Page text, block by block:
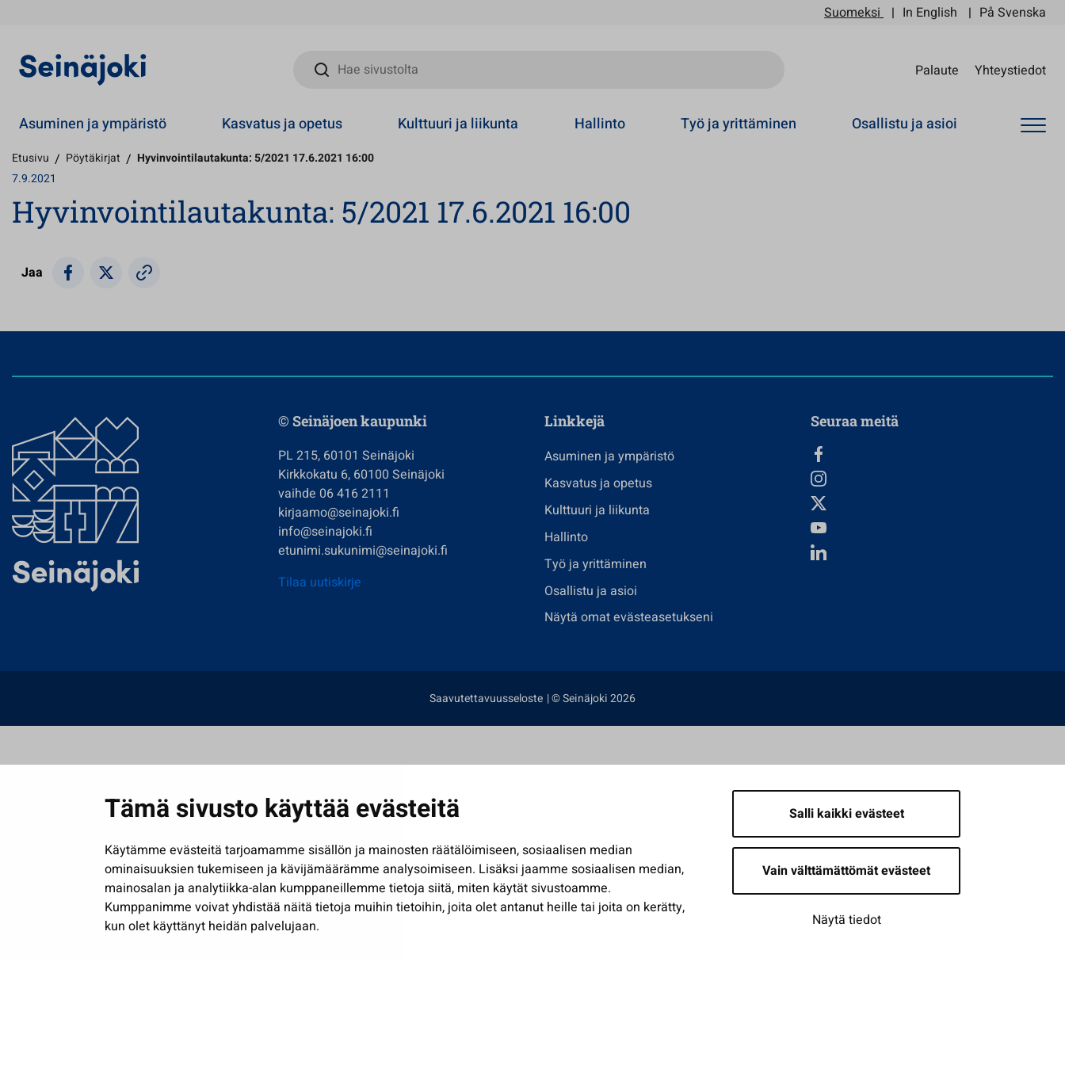
Tämä sivusto käyttää evästeitä
Käytämme evästeitä tarjoamamme sisällön ja mainosten räätälöimiseen, sosiaalisen median
ominaisuuksien tukemiseen ja kävijämäärämme analysoimiseen. Lisäksi jaamme sosiaalisen median,
mainosalan ja analytiikka-alan kumppaneillemme tietoja siitä, miten käytät sivustoamme.
Kumppanimme voivat yhdistää näitä tietoja muihin tietoihin, joita olet antanut heille tai joita on kerätty,
kun olet käyttänyt heidän palvelujaan.
Salli kaikki evästeet
Vain välttämättömät evästeet
Näytä tiedot
Suomeksi In English På Svenska
Hae sivustolta
Palaute Yhteystiedot
Asuminen ja ympäristö Kasvatus ja opetus Kulttuuri ja liikunta Hallinto Työ ja yrittäminen Osallistu ja asioi
Etusivu / Pöytäkirjat / Hyvinvointilautakunta: 5/2021 17.6.2021 16:00
7.9.2021
Hyvinvointilautakunta: 5/2021 17.6.2021 16:00
Jaa
© Seinäjoen kaupunki
PL 215, 60101 Seinäjoki
Kirkkokatu 6, 60100 Seinäjoki
vaihde 06 416 2111
kirjaamo@seinajoki.fi
info@seinajoki.fi
etunimi.sukunimi@seinajoki.fi
Tilaa uutiskirje
Linkkejä
Asuminen ja ympäristö
Kasvatus ja opetus
Kulttuuri ja liikunta
Hallinto
Työ ja yrittäminen
Osallistu ja asioi
Näytä omat evästeasetukseni
Seuraa meitä
Saavutettavuusseloste | © Seinäjoki 2026